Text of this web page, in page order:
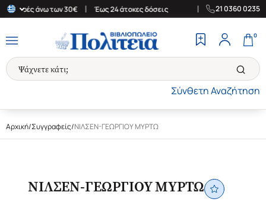
αγορές άνω των 30€ | Έως 24 άτοκες δόσεις Δωρεάν21 0360 0235
Σύνθετη Αναζήτηση
0
Αρχική/Συγγραφείς/ΝΙΛΣΕΝ-ΓΕΩΡΓΙΟΥ ΜΥΡΤΩ
ΝΙΛΣΕΝ-ΓΕΩΡΓΙΟΥ ΜΥΡΤΩ